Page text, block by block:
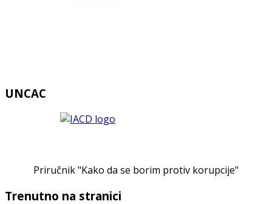
UNCAC
Priručnik "Kako da se borim protiv korupcije"
Trenutno na stranici